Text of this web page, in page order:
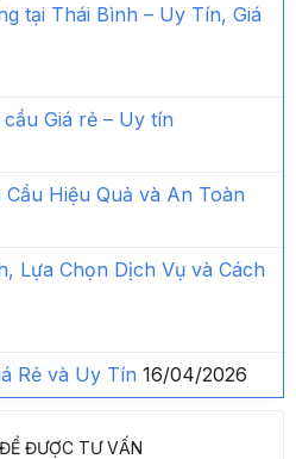
tại Thái Bình – Uy Tín, Giá
Giá rẻ – Uy tín
Hiệu Quả và An Toàn
Lựa Chọn Dịch Vụ và Cách
Rẻ và Uy Tín 16/04/2026
ĐƯỢC TƯ VẤN